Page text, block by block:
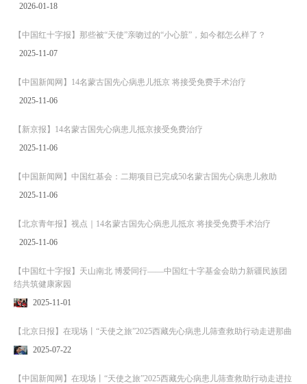
2026-01-18
【中国红十字报】那些被“天使”亲吻过的“小心脏”，如今都怎么样了？
2025-11-07
【中国新闻网】14名蒙古国先心病患儿抵京 将接受免费手术治疗
2025-11-06
【新京报】14名蒙古国先心病患儿抵京接受免费治疗
2025-11-06
【中国新闻网】中国红基会：二期项目已完成50名蒙古国先心病患儿救助
2025-11-06
【北京青年报】视点｜14名蒙古国先心病患儿抵京 将接受免费手术治疗
2025-11-06
【中国红十字报】天山南北 博爱同行——中国红十字基金会助力新疆民族团
结共筑健康家园
2025-11-01
【北京日报】在现场丨“天使之旅”2025西藏先心病患儿筛查救助行动走进那曲
2025-07-22
【中国新闻网】在现场丨“天使之旅”2025西藏先心病患儿筛查救助行动走进拉